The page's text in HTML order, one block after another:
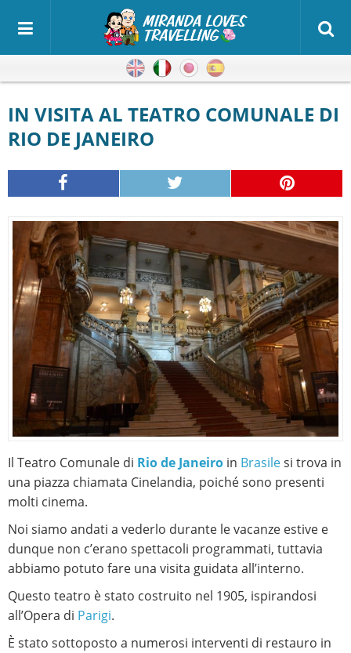
IngleseItalianoGiapponese
IN VISITA AL TEATRO COMUNALE DI
RIO DE JANEIRO
Il Teatro Comunale di Rio de Janeiro in Brasilesi trova in
una piazza chiamata Cinelandia, poiché sono presenti
molti cinema.
Noi siamo andati a vederlo durante le vacanze estive e
dunque non c’erano spettacoli programmati, tuttavia
abbiamo potuto fare una visita guidata all’interno.
Questo teatro è stato costruito nel 1905, ispirandosi
all’Opera di Parigi.
È stato sottoposto a numerosi interventi di restauro in